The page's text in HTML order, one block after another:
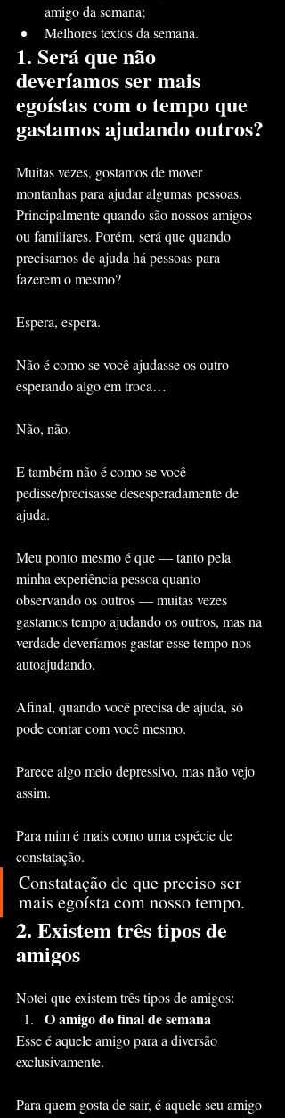
amigo da semana;
Melhores textos da semana.
1. Será que não
deveríamos ser mais
egoístas com o tempo que
gastamos ajudando outros?
Muitas vezes, gostamos de mover
montanhas para ajudar algumas pessoas.
Principalmente quando são nossos amigos
ou familiares. Porém, será que quando
precisamos de ajuda há pessoas para
fazerem o mesmo?
Espera, espera.
Não é como se você ajudasse os outro
esperando algo em troca…
Não, não.
E também não é como se você
pedisse/precisasse desesperadamente de
ajuda.
Meu ponto mesmo é que — tanto pela
minha experiência pessoa quanto
observando os outros — muitas vezes
gastamos tempo ajudando os outros, mas na
verdade deveríamos gastar esse tempo nos
autoajudando.
Afinal, quando você precisa de ajuda, só
pode contar com você mesmo.
Parece algo meio depressivo, mas não vejo
assim.
Para mim é mais como uma espécie de
constatação.
Constatação de que preciso ser
mais egoísta com nosso tempo.
2. Existem três tipos de
amigos
Notei que existem três tipos de amigos:
O amigo do final de semana
Esse é aquele amigo para a diversão
exclusivamente.
Para quem gosta de sair, é aquele seu amigo